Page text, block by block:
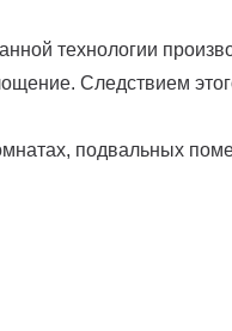
технологии
Следствием
подвальных